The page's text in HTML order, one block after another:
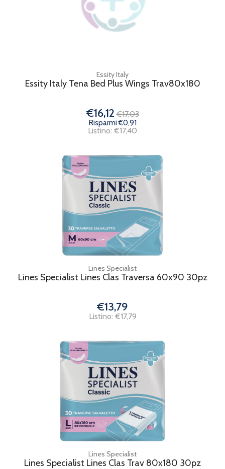
Essity Italy
Essity Italy Tena Bed Plus Wings Trav80x180
€16,12 €17,03
Risparmi €0,91
Listino: €17,40
Lines Specialist
Lines Specialist Lines Clas Traversa 60x90 30pz
€13,79
Listino: €17,79
Lines Specialist
Lines Specialist Lines Clas Trav 80x180 30pz